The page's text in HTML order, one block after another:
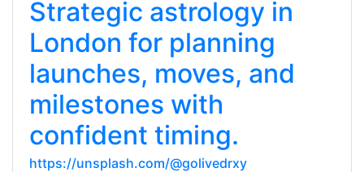
Strategic astrology in
London for planning
launches, moves, and
milestones with
confident timing.
https://unsplash.com/@golivedrxy